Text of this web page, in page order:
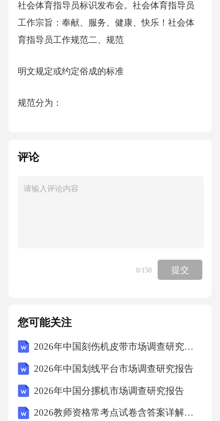
社会体育指导员标识发布会。社会体育指导员
工作宗旨：奉献、服务、健康、快乐！社会体
育指导员工作规范二、规范
明文规定或约定俗成的标准
规范分为：
法律规范
岗位规范或任职资格，是指任职者要胜任该项
工作必须具备的资格与条件社会体育指导员工
道德是人类社会所特有的一种意识形态，是由
一定的社会经济关系所决定的，依靠社会舆
持的，以善恶评价为标准的，评价人们的行
为，调节人与自然、个人与个人、个人与社会
之间关系的行为规范和准则的总和。社会体育
评论
0/150 提交
您可能关注
2026年中国刻伤机皮带市场调查研究报告
2026年中国划线平台市场调查研究报告
2026年中国分摞机市场调查研究报告
2026教师资格常考点试卷含答案详解【基础题】